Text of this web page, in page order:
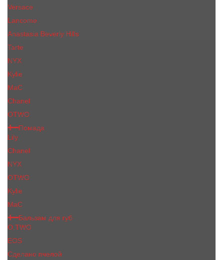
Versace
Lancome
Anastasia Beverly Hills
Tarte
NYX
Kylie
MaC
Сhanеl
OTWO
Помада
Lily
Chanel
NYX
OTWO
Kylie
МаС
Бальзам для губ
O.TWO
EOS
Сделано пчелой